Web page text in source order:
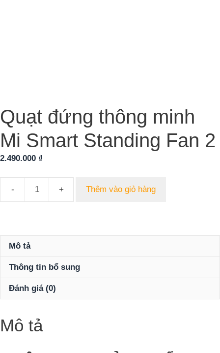
Quạt đứng thông minh
Mi Smart Standing Fan 2
2.490.000 ₫
Quạt
Standing
Thêm vào giỏ hàng
Mô tả
Thông tin bổ sung
Đánh giá (0)
Mô tả